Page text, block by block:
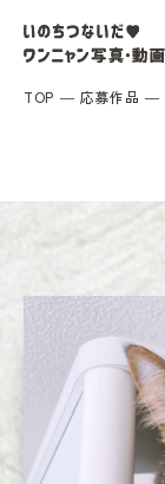
TOP 応募作品